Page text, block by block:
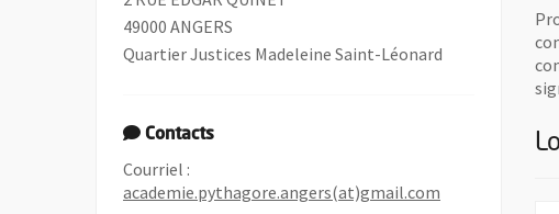
49000 ANGERS
Quartier Justices Madeleine Saint-Léonard
Contacts
Courriel :
academie.pythagore.angers(at)gmail.com